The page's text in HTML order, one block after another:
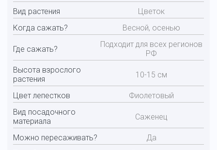
Вид растения
Цветок
Когда сажать?
Весной, осенью
Где сажать?
Подходит для всех регионов
РФ
Высота взрослого
растения
10-15 см
Цвет лепестков
Фиолетовый
Вид посадочного
материала
Саженец
Можно пересаживать?
Да